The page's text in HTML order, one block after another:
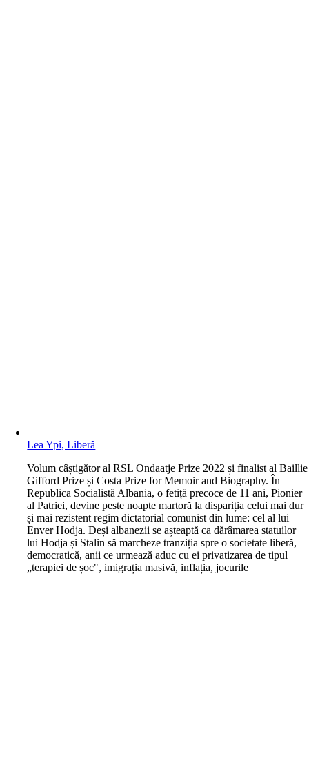
Lea Ypi, Liberă
Volum câștigător al RSL Ondaatje Prize 2022 și finalist al Baillie
Gifford Prize și Costa Prize for Memoir and Biography. În
Republica Socialistă Albania, o fetiță precoce de 11 ani, Pionier
al Patriei, devine peste noapte martoră la dispariția celui mai dur
și mai rezistent regim dictatorial comunist din lume: cel al lui
Enver Hodja. Deși albanezii se așteaptă ca dărâmarea statuilor
lui Hodja și Stalin să marcheze tranziția spre o societate liberă,
democratică, anii ce urmează aduc cu ei privatizarea de tipul
„terapiei de șoc", imigrația masivă, inflația, jocurile